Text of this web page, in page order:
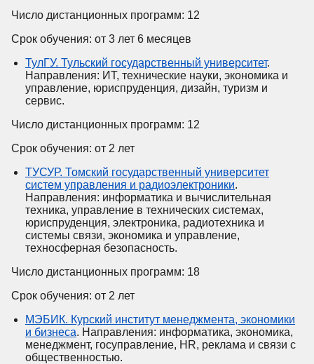
Число дистанционных программ: 12
Срок обучения: от 3 лет 6 месяцев
ТулГУ. Тульский государственный университет.
Направления: ИТ, технические науки, экономика и
управление, юриспруденция, дизайн, туризм и
сервис.
Число дистанционных программ: 12
Срок обучения: от 2 лет
ТУСУР. Томский государственный университет
систем управления и радиоэлектроники.
Направления: информатика и вычислительная
техника, управление в технических системах,
юриспруденция, электроника, радиотехника и
системы связи, экономика и управление,
техносферная безопасность.
Число дистанционных программ: 18
Срок обучения: от 2 лет
МЭБИК. Курский институт менеджмента, экономики
и бизнеса. Направления: информатика, экономика,
менеджмент, госуправление, HR, реклама и связи с
общественностью.